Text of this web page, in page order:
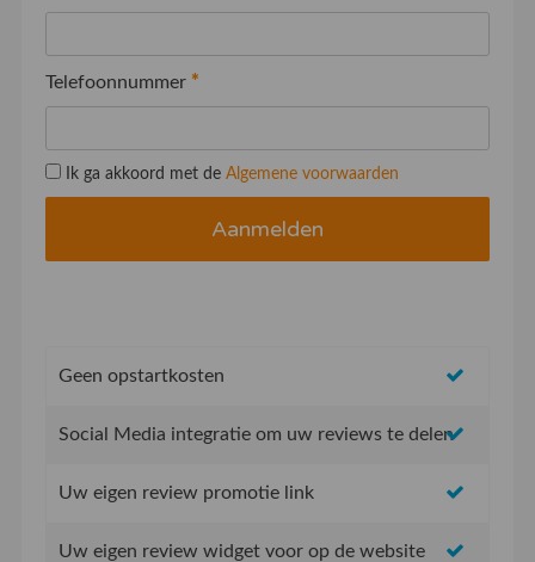
Telefoonnummer *
Ik ga akkoord met de Algemene voorwaarden
Geen opstartkosten
Social Media integratie om uw reviews te delen
Uw eigen review promotie link
Uw eigen review widget voor op de website